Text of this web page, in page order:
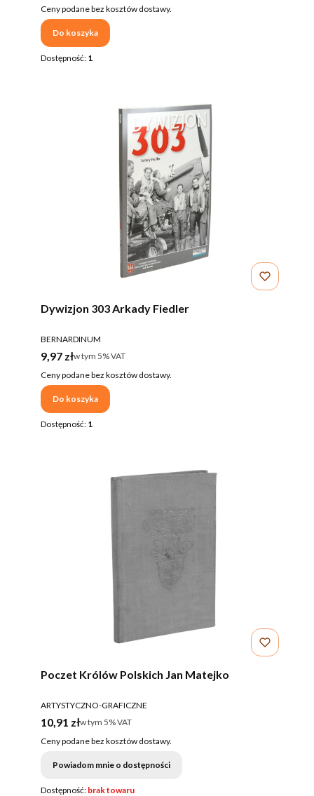
Ceny podane bez kosztów dostawy.
Do koszyka
Dostępność: 1
Dywizjon 303 Arkady Fiedler
PRODUCENT
BERNARDINUM
Cena brutto
9,97 złw tym %s VAT
w tym 5%VAT
Ceny podane bez kosztów dostawy.
Do koszyka
Dostępność: 1
Poczet Królów Polskich Jan Matejko
PRODUCENT
ARTYSTYCZNO-GRAFICZNE
Cena brutto
10,91 złw tym %s VAT
w tym 5%VAT
Ceny podane bez kosztów dostawy.
Powiadom mnie o dostępności
Dostępność: brak towaru